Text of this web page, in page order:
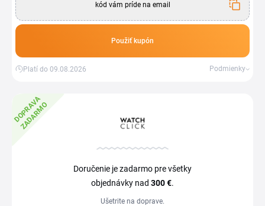
kód vám príde na email
Použiť kupón
Platí do 09.08.2026 Podmienky
D
O
P
R
A
V
A
Z
A
D
A
R
M
O
Doručenie je zadarmo pre všetky
objednávky nad 300 €.
Ušetrite na doprave.